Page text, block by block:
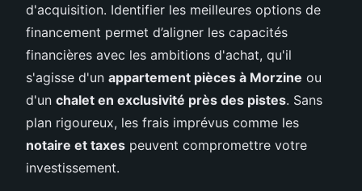
d'acquisition. Identifier les meilleures options de
financement permet d’aligner les capacités
financières avec les ambitions d'achat, qu'il
s'agisse d'un appartement pièces à Morzine ou
d'un chalet en exclusivité près des pistes. Sans
plan rigoureux, les frais imprévus comme les
notaire et taxes peuvent compromettre votre
investissement.